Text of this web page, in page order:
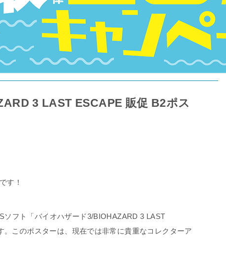
3 LAST ESCAPE 販促 B2ポス
す！
ソフト「バイオハザード3/BIOHAZARD 3 LAST
このポスターは、現在では非常に貴重なコレクターア